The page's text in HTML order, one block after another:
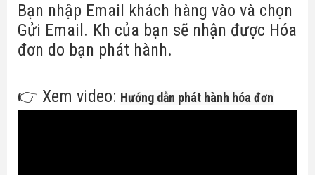
Bạn nhập Email khách hàng vào và chọn
Gửi Email. Kh của bạn sẽ nhận được Hóa
đơn do bạn phát hành.
👉 Xem video: Hướng dẫn phát hành hóa đơn